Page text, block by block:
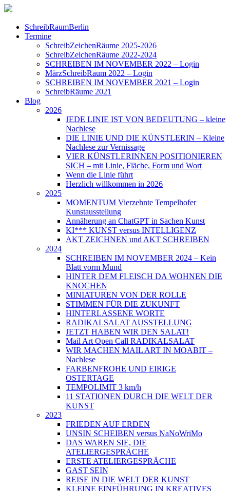
SchreibRaumBerlin
Termine
SchreibZeichenRäume 2025-2026
SchreibZeichenRäume 2022-2024
SCHREIBEN IM NOVEMBER 2022 – Login
MärzSchreibRaum 2022 – Login
SCHREIBEN IM NOVEMBER 2021 – Login
SchreibRäume 2021
Blog
2026
JEDE LINIE IST VON BEDEUTUNG – kleine
Nachlese
DIE LINIE UND DIE KÜNSTLERIN – Kleine
Nachlese zur Vernissage
VIER KÜNSTLERINNEN POSITIONIEREN
SICH – mit Linie, Fläche, Form und Wort
Wenn die Linie führt
Herzlich willkommen in 2026
2025
MOMENTUM Vierzehnte Tempelhofer
Kunstausstellung
Annäherung an ChatGPT in Sachen Kunst
KI*** KUNST versus INTELLIGENZ
AKT ZEICHNEN und AKT SCHREIBEN
2024
SCHREIBEN IM NOVEMBER 2024 – Kein
Blatt vorm Mund
HINTER DEM FLEISCH DA WOHNEN DIE
KNOCHEN
MINIATUREN VON DER ROLLE
STIMMEN FÜR DIE ZUKUNFT
HINTERLASSENE WORTE
RADIKALSALAT AUSSTELLUNG
JETZT HABEN WIR DEN SALAT!
Mail Art Open Call RADIKALSALAT
WIR MACHEN MAIL ART IN MOABIT –
Nachlese
FARBENFROHE UND EIRIGE
OSTERTAGE
TEMPOLIMIT 3 km/h
11 STATIONEN DURCH DIE WELT DER
KUNST
2023
FRIEDEN AUF ERDEN
UNSIN SCHEIBEN versus NaNoWriMo
DAS WAREN SIE, DIE
ATELIERGESPRÄCHE
ERSTE ATELIERGESPRÄCHE
GAST SEIN
REISE IN DIE WELT DER KUNST
KLEINE EINFÜHRUNG IN KREATIVES